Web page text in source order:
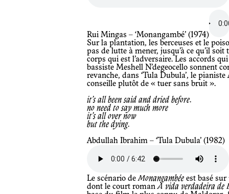
Rui Mingas – ‘Monangambé’ (1974)
Sur la plantation, les berceuses et le poison effectuent un même travail – il n’y a
pas de lutte à mener, jusqu’à ce qu’il
corps qui est l’adversaire. Les accords
bassiste Meshell N’degeocello sonnent
revanche, dans ‘Tula Dubula’, le
conseille plutôt de « tuer sans bruit ».
it’s all been said and dried before.
no need to say much more
it’s all over now
but the dying.
Abdullah Ibrahim – ‘Tula Dubula’ (1982)
Le scénario deMonangambée est basé
dont le court romanA vida verdadeira de